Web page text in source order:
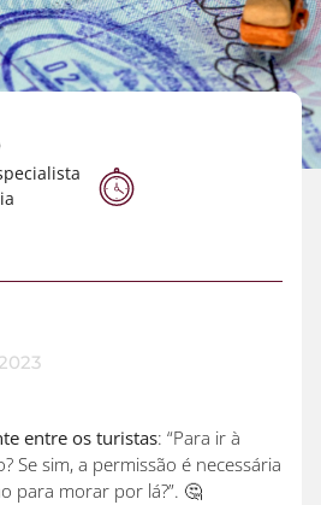
entre os turistas: “Para ir à
Se sim, a permissão é necessária
para morar por lá?”. 🤔